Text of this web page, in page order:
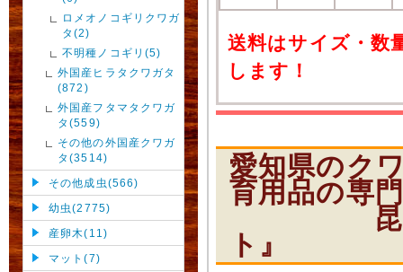
ロメオノコギリクワガ
タ(2)
不明種ノコギリ(5)
外国産ヒラタクワガタ
(872)
外国産フタマタクワガ
タ(559)
その他の外国産クワガ
タ(3514)
その他成虫(566)
幼虫(2775)
産卵木(11)
マット(7)
送料はサイズ・数
します！
愛知県のク
育用品の専
昆虫シ
ト』